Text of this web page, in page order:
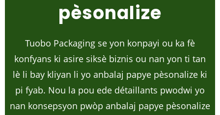
pèsonalize
Tuobo Packaging se yon konpayi ou ka fè
konfyans ki asire siksè biznis ou nan yon ti tan
lè li bay kliyan li yo anbalaj papye pèsonalize ki
pi fyab. Nou la pou ede détaillants pwodwi yo
nan konsepsyon pwòp anbalaj papye pèsonalize